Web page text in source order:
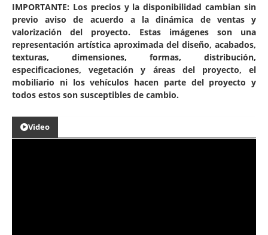
IMPORTANTE: Los precios y la disponibilidad cambian sin
previo aviso de acuerdo a la dinámica de ventas y
valorización del proyecto. Estas imágenes son una
representación artística aproximada del diseño, acabados,
texturas, dimensiones, formas, distribución,
especificaciones, vegetación y áreas del proyecto, el
mobiliario ni los vehículos hacen parte del proyecto y
todos estos son susceptibles de cambio.
Video